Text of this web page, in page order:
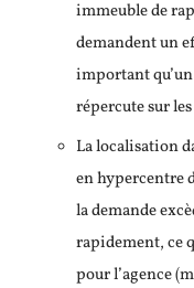
immeuble de
demandent un
important
répercute sur
La localisation
en hypercentre
la demande
rapidement, ce
pour l’agence